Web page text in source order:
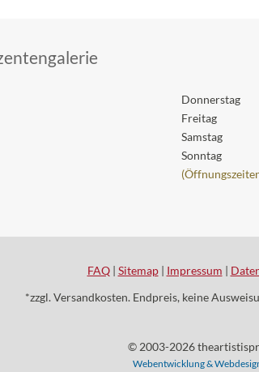
Donnerstag
Freitag
Samstag
Sonntag
FAQ| Sitemap| Impressum |
*zzgl. Versandkosten. Endpreis, keine
© 2003-2026
Webentwicklung &